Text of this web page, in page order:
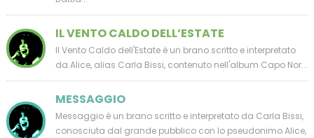
IL VENTO CALDO DELL’ESTATE
Il Vento Caldo dell'Estate è un brano scritto e interpretato
da Alice, alias Carla Bissi, contenuto nell'album Capo Nor...
MESSAGGIO
Messaggio è un brano scritto e interpretato da Carla Bissi,
conosciuta dal grande pubblico con lo pseudonimo Alice,